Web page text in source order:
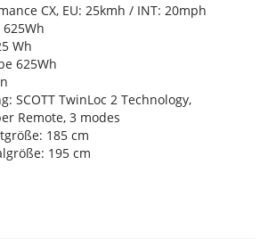
CX, EU: 25kmh / INT: 20mph
Wh
625Wh
SCOTT TwinLoc 2 Technology,
Remote, 3 modes
185 cm
195 cm